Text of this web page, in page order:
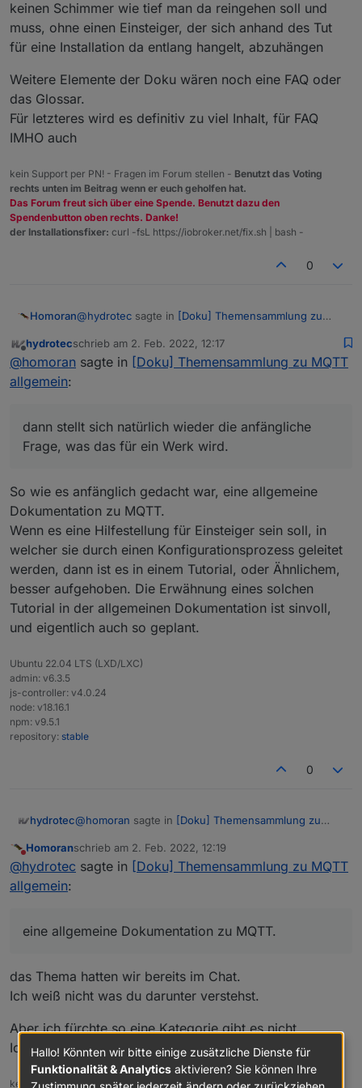
welche über den Filter "MQTT" auf der
Admin Oberfläche gefunden werden.
einer Hilfestellung/Entscheidungsmatrix bin ich noch
am überlegen wie ich das allgemein umsetzen kann.
Wenn jemand vorhat ein Tutorial zu bestimmten
MQTT Adaptern zu erstellen, nur zu, nehm ich gerne
keinen Schimmer wie tief man da reingehen soll und
muss, ohne einen Einsteiger, der sich anhand des Tut
für eine Installation da entlang hangelt, abzuhängen
Weitere Elemente der Doku wären noch eine FAQ oder
das Glossar.
Für letzteres wird es definitiv zu viel Inhalt, für FAQ
IMHO auch
kein Support per PN! - Fragen im Forum stellen - Benutzt das Voting
rechts unten im Beitrag wenn er euch geholfen hat.
Das Forum freut sich über eine Spende. Benutzt dazu den
Spendenbutton oben rechts. Danke!
der Installationsfixer: curl -fsL https://iobroker.net/fix.sh | bash -
0
Homoran@hydrotec sagte in [Doku] Themensammlung zu
Mein aktueller Plan sieht eine detailierte
Es gibt im Moment Adapterreferenz, da wird nur
Adapter beschrieben. die Doku muss in das
Adapterrepo, oder Tutorial. Da habe ich aber
sich anhand des Tut für eine Installation da entlang
hangelt, abzuhängen
Weitere Elemente der Doku wären noch eine FAQ
oder das Glossar.
Für letzteres wird es definitiv zu viel Inhalt, für FAQ
Offline
hydrotecschrieb am 2. Feb. 2022, 12:17
zuletzt editiert von
@homoran sagte in [Doku] Themensammlung zu MQTT
allgemein:
dann stellt sich natürlich wieder die anfängliche
Frage, was das für ein Werk wird.
So wie es anfänglich gedacht war, eine allgemeine
Dokumentation zu MQTT.
Wenn es eine Hilfestellung für Einsteiger sein soll, in
welcher sie durch einen Konfigurationsprozess geleitet
werden, dann ist es in einem Tutorial, oder Ähnlichem,
besser aufgehoben. Die Erwähnung eines solchen
Tutorial in der allgemeinen Dokumentation ist sinvoll,
und eigentlich auch so geplant.
Ubuntu 22.04 LTS (LXD/LXC)
admin: v6.3.5
js-controller: v4.0.24
node: v18.16.1
npm: v9.5.1
repository: stable
0
hydrotec@homoran sagte in [Doku] Themensammlung zu
dann stellt sich natürlich wieder die anfängliche
Wenn es eine Hilfestellung für Einsteiger sein soll, in
welcher sie durch einen Konfigurationsprozess
Ähnlichem, besser aufgehoben. Die Erwähnung
eines solchen Tutorial in der allgemeinen
Dokumentation ist sinvoll, und eigentlich auch so
Nicht stören
Homoranschrieb am 2. Feb. 2022, 12:19
zuletzt editiert von
@hydrotec sagte in [Doku] Themensammlung zu MQTT
allgemein:
eine allgemeine Dokumentation zu MQTT.
das Thema hatten wir bereits im Chat.
Ich weiß nicht was du darunter verstehst.
Aber ich fürchte so eine Kategorie gibt es nicht.
Ich wüsste nicht, wo ich so etwas unterbringen soll.
kein Support per PN! - Fragen im Forum stellen -Benutzt das Voting
Hallo! Könnten wir bitte einige zusätzliche Dienste für
Funktionalität & Analytics aktivieren? Sie können Ihre